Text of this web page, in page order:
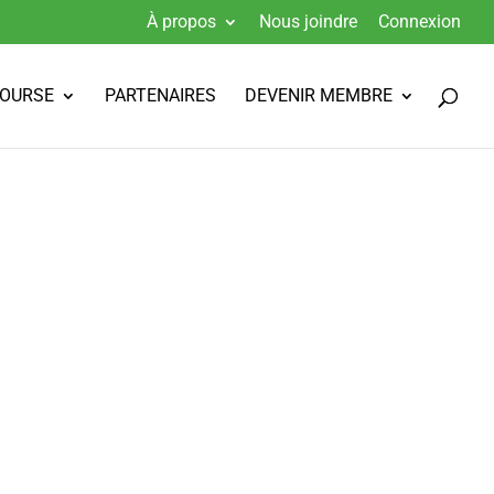
À propos Nous joindre Connexion
PARTENAIRES DEVENIR MEMBRE